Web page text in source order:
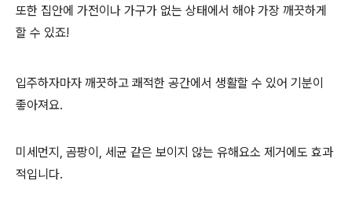
또한 집안에 가전이나 가구가 없는 상태에서 해야 가장 깨끗하게
할 수 있죠!
입주하자마자 깨끗하고 쾌적한 공간에서 생활할 수 있어 기분이
좋아져요.
미세먼지, 곰팡이, 세균 같은 보이지 않는 유해요소 제거에도 효과
적입니다.